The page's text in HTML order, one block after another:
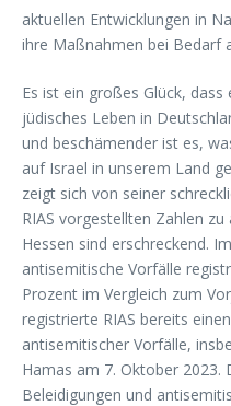
aktuellen Entwicklungen in
ihre Maßnahmen bei Bedarf
Es ist ein großes Glück,
jüdisches Leben in
und beschämender ist es,
auf Israel in unserem Land
zeigt sich von seiner
RIAS vorgestellten Zahlen
Hessen sind erschreckend.
antisemitische Vorfälle
Prozent im Vergleich zum
registrierte RIAS bereits
antisemitischer Vorfälle,
Hamas am 7. Oktober 2023.
Beleidigungen und